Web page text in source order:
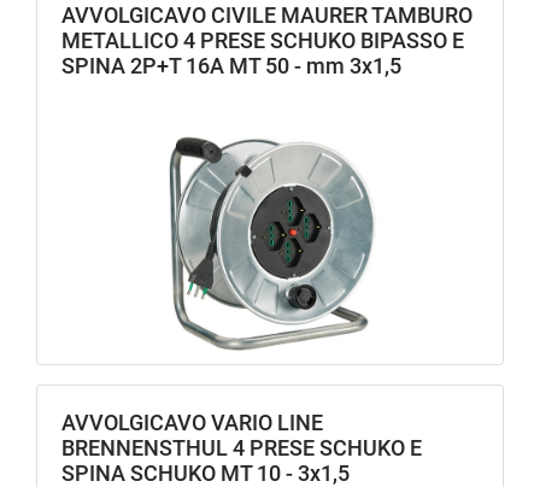
AVVOLGICAVO CIVILE MAURER TAMBURO
METALLICO 4 PRESE SCHUKO BIPASSO E
SPINA 2P+T 16A MT 50 - mm 3x1,5
AVVOLGICAVO VARIO LINE
BRENNENSTHUL 4 PRESE SCHUKO E
SPINA SCHUKO MT 10 - 3x1,5